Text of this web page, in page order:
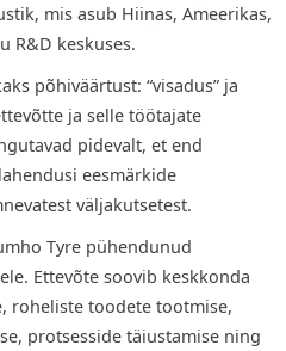
mis asub Hiinas, Ameerikas,
R&D keskuses.
põhiväärtust: “visadus” ja
ja selle töötajate
pidevalt, et end
eesmärkide
väljakutsetest.
Tyre pühendunud
Ettevõte soovib keskkonda
roheliste toodete tootmise,
protsesside täiustamise ning